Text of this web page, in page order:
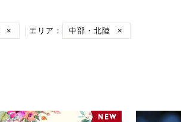
× エリア： 中部・北陸 ×